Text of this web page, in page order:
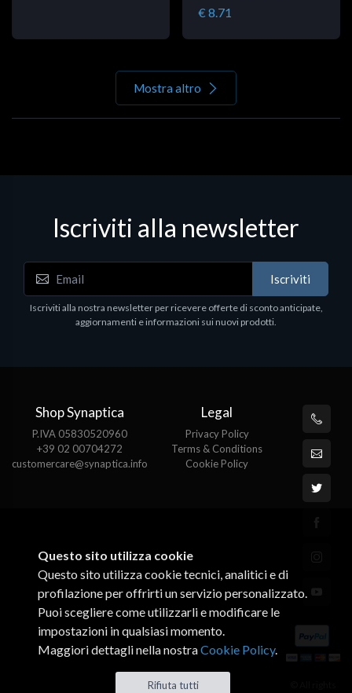
€ 8.71
Mostra altro
Iscriviti alla newsletter
Iscriviti
Iscriviti alla nostra newsletter per ricevere offerte di sconto anticipate,
aggiornamenti e informazioni sui nuovi prodotti.
Shop Synaptica
P.IVA 05830520960
+39 02 00704272
customercare@synaptica.info
Legal
Privacy Policy
Terms & Conditions
Cookie Policy
Questo sito utilizza cookie
Questo sito utilizza cookie tecnici, analitici e di
profilazione per offrirti un servizio personalizzato.
Puoi scegliere come utilizzarli e modificare le
impostazioni in qualsiasi momento.
Maggiori dettagli nella nostraCookie Policy.
Rifiuta tutti